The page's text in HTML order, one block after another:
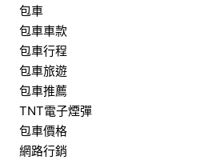
包車
包車車款
包車行程
包車旅遊
包車推薦
TNT電子煙彈
包車價格
網路行銷